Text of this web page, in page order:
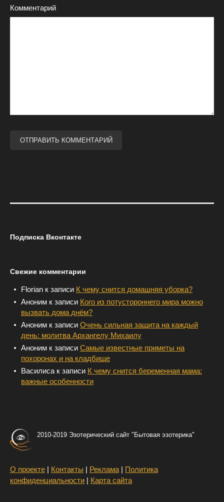
Комментарий
Подписка Вконтакте
Свежие комментарии
Florian к записи К чему снится домашняя уборка?
Аноним к записи Кого из потустороннего мира можно
вызвать дома днём?
Аноним к записи Очень сильная защита на каждый
день: молитва Архангелу Михаилу
Аноним к записи Самые известные приметы на
похоронах и на кладбище
Василиса к записи К чему снится беременная мама:
важные особенности
2010-2019 Эзотерический сайт "Бытовая эзотерика"
О проекте | Контакты | Реклама | Политика
конфиденциальности | Карта сайта